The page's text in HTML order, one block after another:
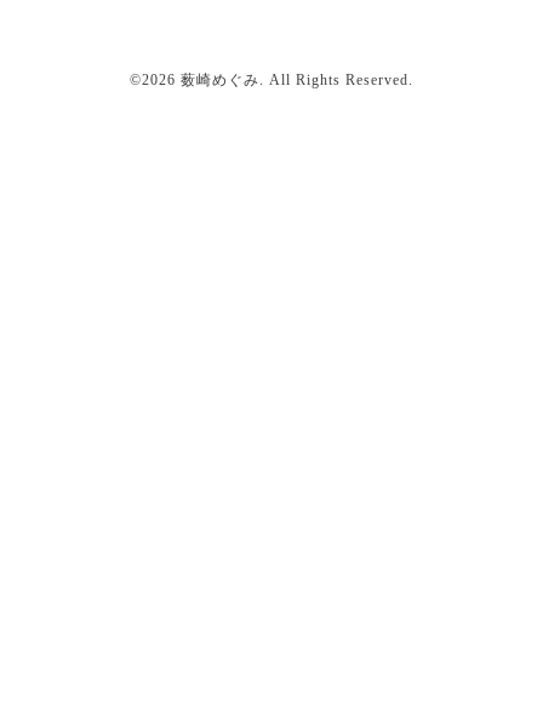
©2026 薮崎めぐみ. All Rights Reserved.